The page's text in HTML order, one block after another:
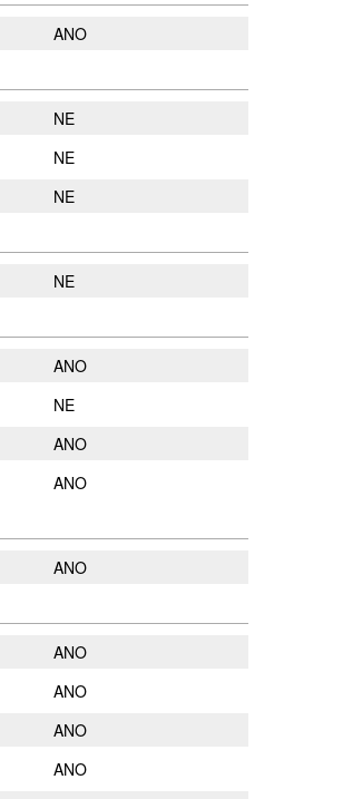
ANO
NE
NE
NE
NE
ANO
NE
ANO
ANO
ANO
ANO
ANO
ANO
ANO